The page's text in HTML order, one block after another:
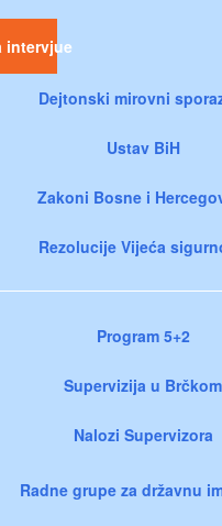
intervjue
Dejtonski mirovni
Ustav BiH
Zakoni Bosne i
Rezolucije Vijeća
Program 5+2
Supervizija u Brčkom
Nalozi Supervizora
Radne grupe za državnu